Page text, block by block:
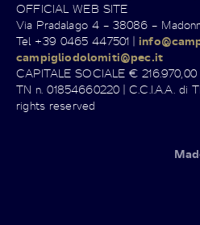
OFFICIAL WEB SITE
Via Pradalago 4 – 38086 –
Tel +39 0465 447501 |
campigliodolomiti@pec.it
CAPITALE SOCIALE € 216.970,00
TN n. 01854660220 | C.C.I.A.A. di
rights reserved